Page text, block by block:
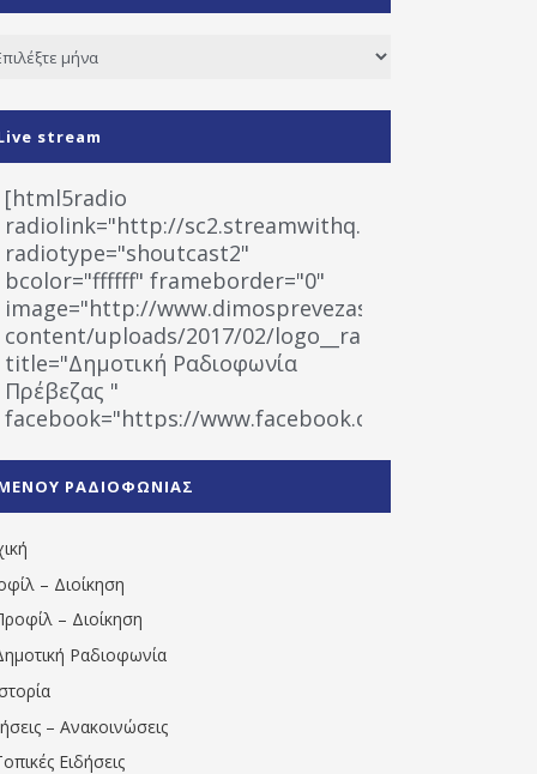
stream
[html5radio
radiolink="http://sc2.streamwithq.com:8028/
radiotype="shoutcast2"
bcolor="ffffff" frameborder="0"
image="http://www.dimosprevezas.gr/wp-
content/uploads/2017/02/logo__radiofonias.jpg"
title="Δημοτική Ραδιοφωνία
Πρέβεζας "
facebook="https://www.facebook.com/
1531194763766854/" artist="" ]
ΡΑΔΙΟΦΩΝΙΑΣ
– Διοίκηση
– Διοίκηση
Ραδιοφωνία
– Ανακοινώσεις
Ειδήσεις